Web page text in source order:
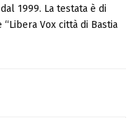
1999. La testata è di
Vox città di Bastia